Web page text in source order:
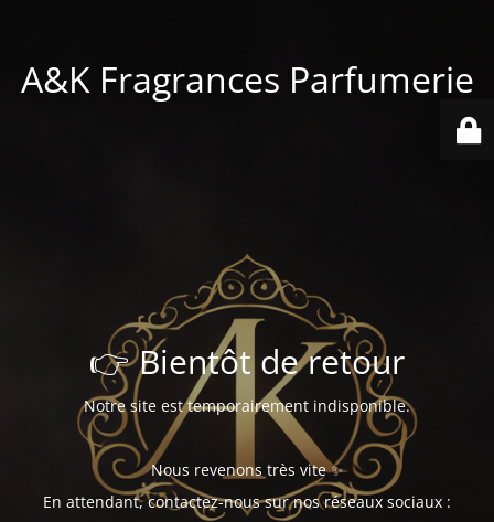
A&K Fragrances Parfumerie
👉 Bientôt de retour
Notre site est temporairement indisponible.
Nous revenons très vite ✨
En attendant, contactez-nous sur nos réseaux sociaux :